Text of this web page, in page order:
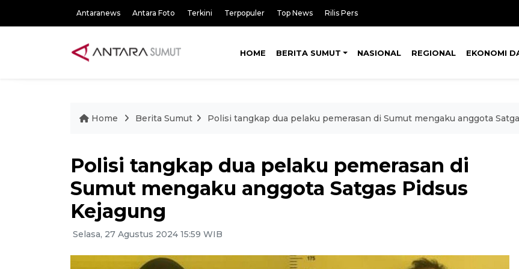
Antaranews Antara Foto Terkini Terpopuler Top News Rilis Pers
HOME BERITA SUMUT NASIONAL REGIONAL EKONOMI
Home Berita Sumut Polisi tangkap dua pelaku pemerasan di Sumut mengaku anggota
Polisi tangkap dua pelaku pemerasan di
Sumut mengaku anggota Satgas Pidsus
Kejagung
Selasa, 27 Agustus 2024 15:59 WIB